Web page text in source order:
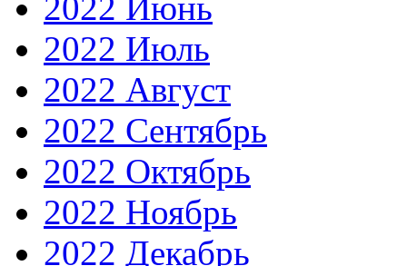
2022 Июль
2022 Август
2022 Сентябрь
2022 Октябрь
2022 Ноябрь
2022 Декабрь